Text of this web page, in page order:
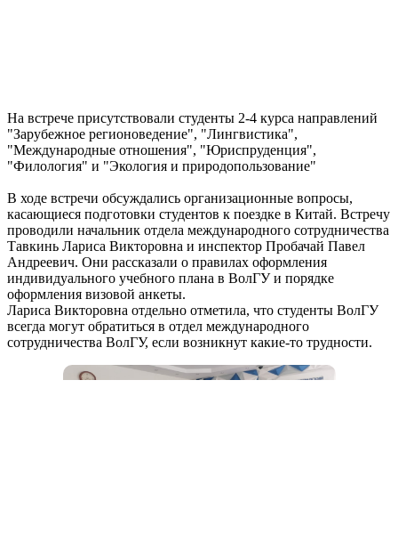
На встрече присутствовали студенты 2-4 курса направлений
"Зарубежное регионоведение", "Лингвистика",
"Международные отношения", "Юриспруденция",
"Филология" и "Экология и природопользование"
В ходе встречи обсуждались организационные вопросы,
касающиеся подготовки студентов к поездке в Китай. Встречу
проводили начальник отдела международного сотрудничества
Тавкинь Лариса Викторовна и инспектор Пробачай Павел
Андреевич. Они рассказали о правилах оформления
индивидуального учебного плана в ВолГУ и порядке
оформления визовой анкеты.
Лариса Викторовна отдельно отметила, что студенты ВолГУ
всегда могут обратиться в отдел международного
сотрудничества ВолГУ, если возникнут какие-то трудности.